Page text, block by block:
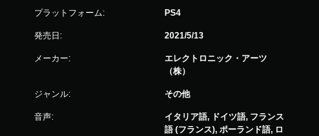
プラットフォーム: PS4
発売日: 2021/5/13
メーカー:
エレクトロニック・アーツ
（株）
ジャンル: その他
音声:
イタリア語, ドイツ語, フランス
語 (フランス), ポーランド語, ロ